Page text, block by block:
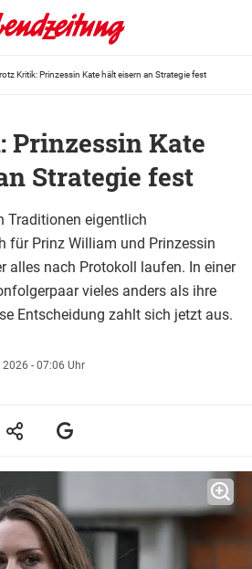
Kritik: Prinzessin Kate hält eisern an Strategie fest
Kate
Strategie fest
Traditionen eigentlich
für Prinz William und Prinzessin
alles nach Protokoll laufen. In einer
vieles anders als ihre
Entscheidung zahlt sich jetzt aus.
- 07:06 Uhr